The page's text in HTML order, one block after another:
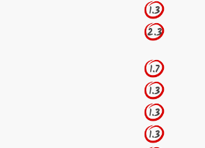
1.3
2.3
1.7
1.3
1.3
1.3